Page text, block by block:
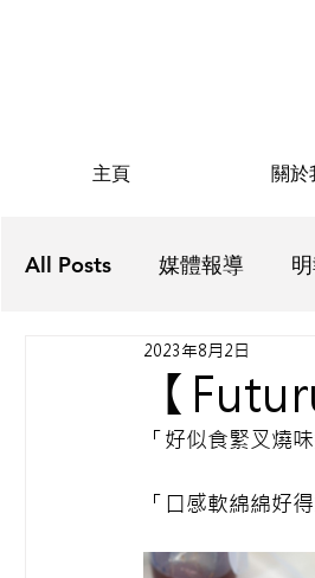
主頁 關於
All Posts 媒體報導
Futurus解密 Futurus
【
2023年8月2日
「好似食緊叉燒
「口感軟綿綿好得